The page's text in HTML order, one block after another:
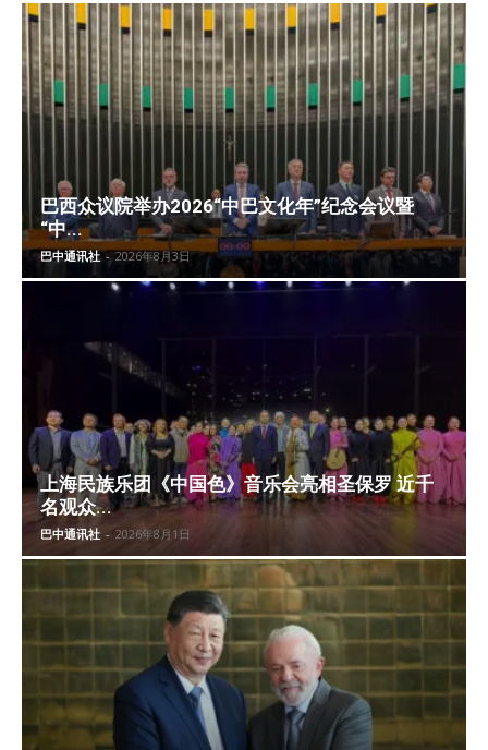
巴西众议院举办2026“中巴文化年”纪念会议暨
“中...
巴中通讯社 - 2026年8月3日
上海民族乐团《中国色》音乐会亮相圣保罗 近千
名观众...
巴中通讯社 - 2026年8月1日